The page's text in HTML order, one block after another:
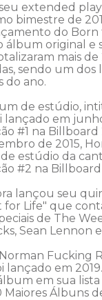
extended
bimestre de
do Born
álbum original e
mais de
sendo um
do ano.
de estúdio,
lançado em
#1 na Billboard
de 2015,
estúdio da
#2 na
lançou seu
for Life" que
de The
Sean Lennon
Fucking
lançado em
em sua
Álbuns